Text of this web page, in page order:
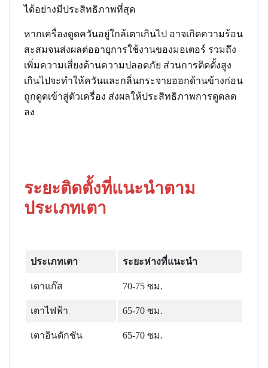
ได้อย่างมีประสิทธิภาพที่สุด
หากเครื่องดูดควันอยู่ใกล้เตาเกินไป อาจเกิดความร้อน
สะสมจนส่งผลต่ออายุการใช้งานของมอเตอร์ รวมถึง
เพิ่มความเสี่ยงด้านความปลอดภัย ส่วนการติดตั้งสูง
เกินไปจะทำให้ควันและกลิ่นกระจายออกด้านข้างก่อน
ถูกดูดเข้าสู่ตัวเครื่อง ส่งผลให้ประสิทธิภาพการดูดลด
ลง
ระยะติดตั้งที่แนะนำตาม
ประเภทเตา
ประเภทเตา ระยะห่างที่แนะนำ
เตาแก๊ส 70-75 ซม.
เตาไฟฟ้า 65-70 ซม.
เตาอินดักชัน 65-70 ซม.